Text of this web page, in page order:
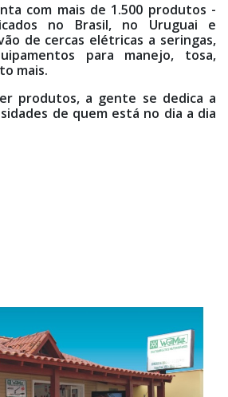
com mais de 1.500 produtos -
no Brasil, no Uruguai e
de cercas elétricas a seringas,
para manejo, tosa,
mais.
produtos, a gente se dedica a
de quem está no dia a dia